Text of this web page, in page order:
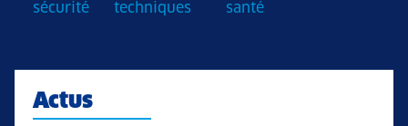
sécurité
techniques
santé
Actus